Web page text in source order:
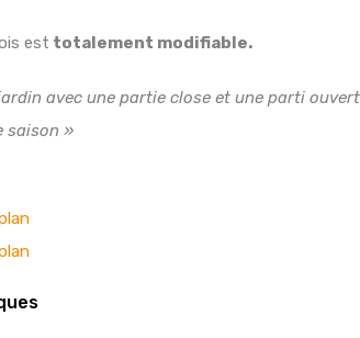
est totalement modifiable.
avec une partie close et une parti
saison »